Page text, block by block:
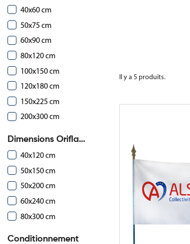
40x60 cm
50x75 cm
60x90 cm
80x120 cm
100x150 cm
120x180 cm
150x225 cm
200x300 cm
Dimensions Oriflammes
40x120 cm
50x150 cm
50x200 cm
60x240 cm
80x300 cm
Conditionnement
Il y a 5 produits.